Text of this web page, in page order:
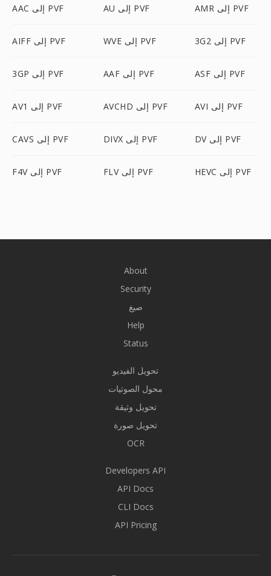
AAC إلى PVF AU إلى PVF AMR إلى PVF
AIFF إلى PVF WVE إلى PVF 3G2 إلى PVF
3GP إلى PVF AAF إلى PVF ASF إلى PVF
AV1 إلى PVF AVCHD إلى PVF AVI إلى PVF
CAVS إلى PVF DIVX إلى PVF DV إلى PVF
F4V إلى PVF FLV إلى PVF HEVC إلى PVF
About
Security
صيغ
Help
Status
تحويل الفيديو
محول الصوتيات
تحويل وثيقة
تحويل صورة
OCR
Developers API
API Docs
CLI Docs
API Pricing